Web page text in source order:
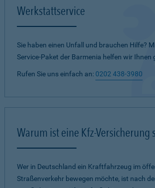
Werkstattservice
Sie haben einen Unfall und brauchen Hilfe?
Service-Paket der Barmenia helfen wir Ihnen
Rufen Sie uns einfach an: 0202 438-3980
Warum ist eine Kfz-Versicherung
Wer in Deutschland ein Kraftfahrzeug im
Straßenverkehr bewegen möchte, ist nach